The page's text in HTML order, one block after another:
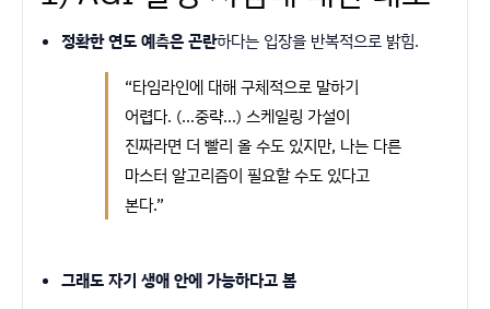
정확한 연도 예측은 곤란하다는 입장을 반복적으로 밝힘.
“타임라인에 대해 구체적으로 말하기
어렵다. (…중략…) 스케일링 가설이
진짜라면 더 빨리 올 수도 있지만, 나는 다른
마스터 알고리즘이 필요할 수도 있다고
본다.”
그래도 자기 생애 안에 가능하다고 봄